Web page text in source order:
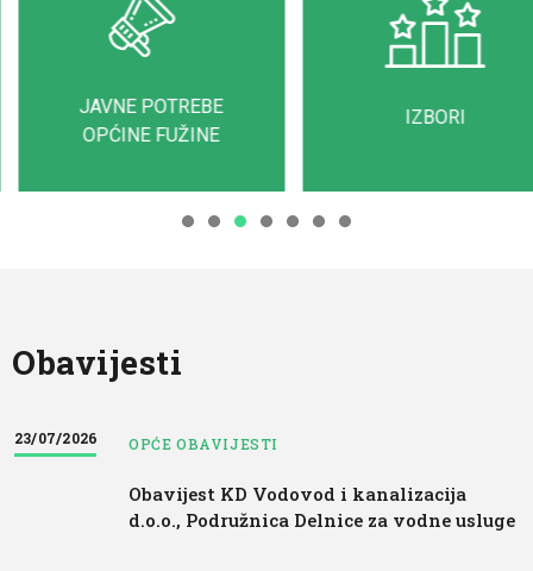
IZBORI
Obavijesti
23/07/2026 OPĆE OBAVIJESTI
Obavijest KD Vodovod i kanalizacija
d.o.o., Podružnica Delnice za vodne usluge